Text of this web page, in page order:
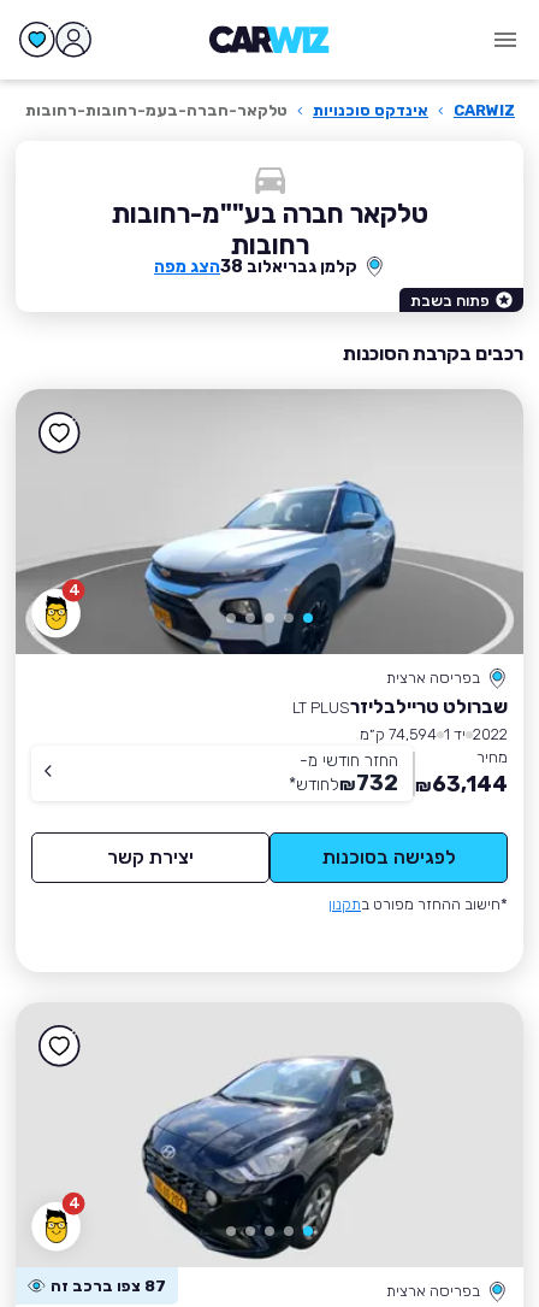
CARWIZ
› אינדקס סוכנויות › טלקאר-חברה-בעמ-רחובות-רחובות
טלקאר חברה בע""מ-רחובות
רחובות
קלמן גבריאלוב 38 הצג מפה
פתוח בשבת
רכבים בקרבת הסוכנות
4
בפריסה ארצית
שברולט טריילבליזרLT PLUS
2022 יד 1
74,594 ק״מ
מחיר
63,144
₪
החזר חודשי מ-
732
₪לחודש*
לפגישה בסוכנות יצירת קשר
*חישוב ההחזר מפורט בתקנון
4
בפריסה ארצית 87 צפו ברכב זה